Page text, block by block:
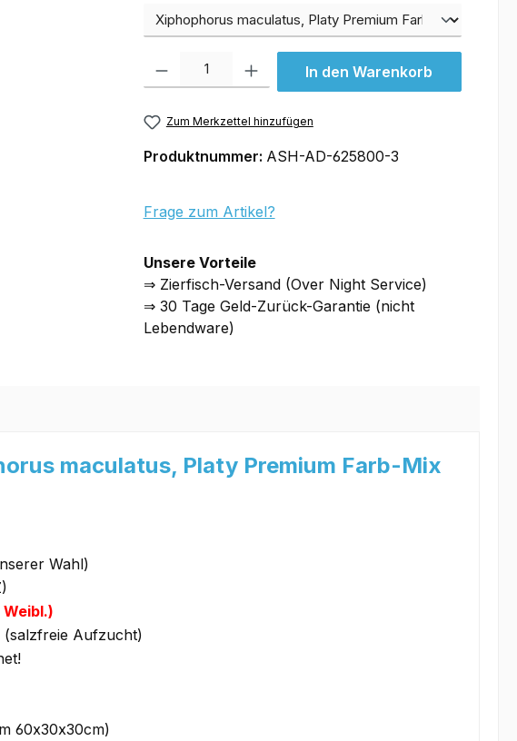
Varianten
In den Warenkorb
Zum Merkzettel hinzufügen
Produktnummer: ASH-AD-625800-3
Frage zum Artikel?
Unsere Vorteile
⇒ Zierfisch-Versand (Over Night Service)
⇒ 30 Tage Geld-Zurück-Garantie (nicht
Lebendware)
maculatus, Platy Premium Farb-Mix
Wahl)
(salzfreie Aufzucht)
60x30x30cm)